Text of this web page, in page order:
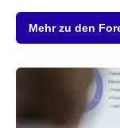
Mehr zu den